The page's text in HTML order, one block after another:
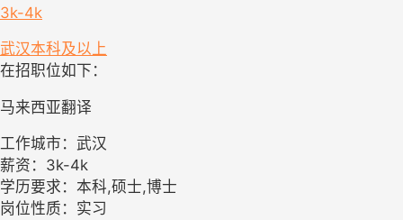
3k-4k
武汉本科及以上
在招职位如下：
马来西亚翻译
工作城市：武汉
薪资：3k-4k
学历要求：本科,硕士,博士
岗位性质：实习